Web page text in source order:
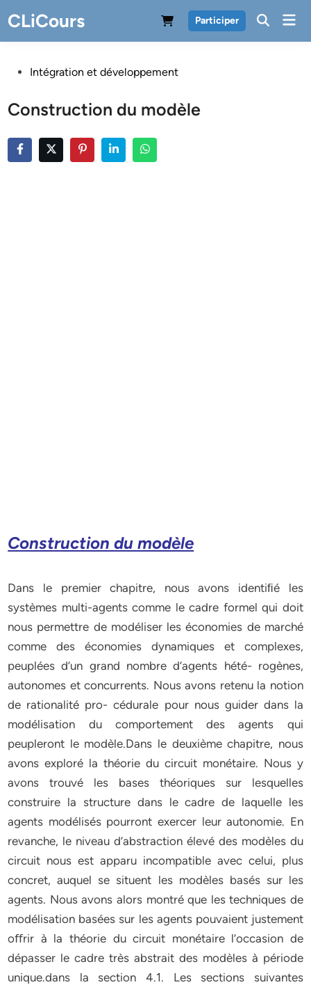
to
content
CLiCours Participer
PostedIntégration et développement
Construction du modèle
Construction du modèle
Dans le premier chapitre, nous avons identiﬁé les
systèmes multi-agents comme le cadre formel qui doit
nous permettre de modéliser les économies de marché
comme des économies dynamiques et complexes,
peuplées d’un grand nombre d’agents hété- rogènes,
autonomes et concurrents. Nous avons retenu la notion
de rationalité pro- cédurale pour nous guider dans la
modélisation du comportement des agents qui
peupleront le modèle.Dans le deuxième chapitre, nous
avons exploré la théorie du circuit monétaire. Nous y
avons trouvé les bases théoriques sur lesquelles
construire la structure dans le cadre de laquelle les
agents modélisés pourront exercer leur autonomie. En
revanche, le niveau d’abstraction élevé des modèles du
circuit nous est apparu incompatible avec celui, plus
concret, auquel se situent les modèles basés sur les
agents. Nous avons alors montré que les techniques de
modélisation basées sur les agents pouvaient justement
oﬀrir à la théorie du circuit monétaire l’occasion de
dépasser le cadre très abstrait des modèles à période
unique.dans la section 4.1. Les sections suivantes